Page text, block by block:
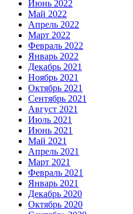
Июнь 2022
Май 2022
Апрель 2022
Март 2022
Февраль 2022
Январь 2022
Декабрь 2021
Ноябрь 2021
Октябрь 2021
Сентябрь 2021
Август 2021
Июль 2021
Июнь 2021
Май 2021
Апрель 2021
Март 2021
Февраль 2021
Январь 2021
Декабрь 2020
Октябрь 2020